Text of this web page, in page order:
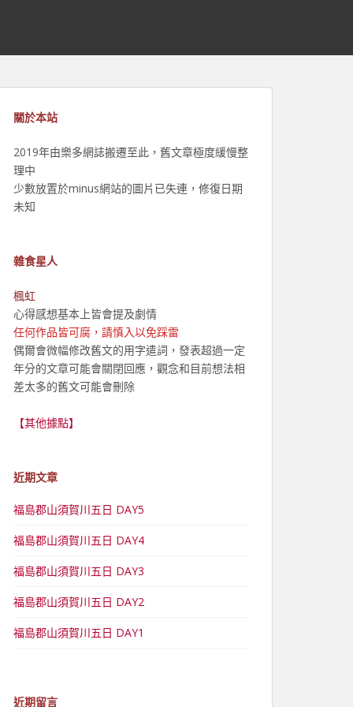
關於本站
2019年由樂多網誌搬遷至此，舊文章極度緩慢整
理中
少數放置於minus網站的圖片已失連，修復日期
未知
雜食星人
楓虹
心得感想基本上皆會提及劇情
任何作品皆可腐，請慎入以免踩雷
偶爾會微幅修改舊文的用字遣詞，發表超過一定
年分的文章可能會關閉回應，觀念和目前想法相
差太多的舊文可能會刪除
【其他據點】
近期文章
福島郡山須賀川五日 DAY5
福島郡山須賀川五日 DAY4
福島郡山須賀川五日 DAY3
福島郡山須賀川五日 DAY2
福島郡山須賀川五日 DAY1
近期留言